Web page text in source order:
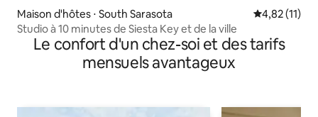
Maison d'hôtes ⋅ South Sarasota Évaluation
4,82 (11)
Studio à 10 minutes de Siesta Key et de la ville
Le confort d'un chez-soi et des tarifs
mensuels avantageux